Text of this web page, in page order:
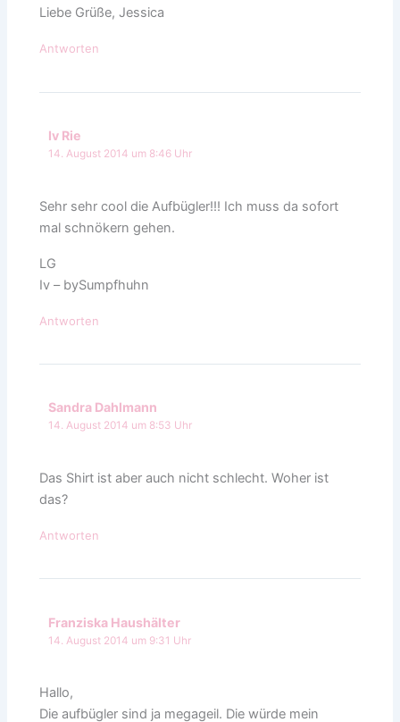
Liebe Grüße, Jessica
Antworten
Iv Rie
14. August 2014 um 8:46 Uhr
Sehr sehr cool die Aufbügler!!! Ich muss da sofort
mal schnökern gehen.
LG
Iv – bySumpfhuhn
Antworten
Sandra Dahlmann
14. August 2014 um 8:53 Uhr
Das Shirt ist aber auch nicht schlecht. Woher ist
das?
Antworten
Franziska Haushälter
14. August 2014 um 9:31 Uhr
Hallo,
Die aufbügler sind ja megageil. Die würde mein